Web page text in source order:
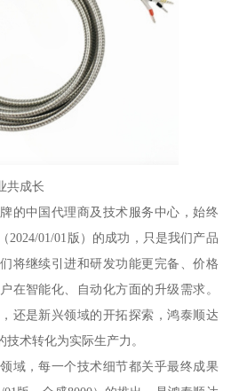
共成长
的中国代理商及技术服务中心，始终
2024/01/01版）的成功，只是我们产品
将继续引进和研发功能更完备、价格
在智能化、自动化方面的升级需求。
还是新兴领域的开拓探索，鸿泰顺达
术转化为实际生产力。
域，每一个技术细节都关乎最终成果